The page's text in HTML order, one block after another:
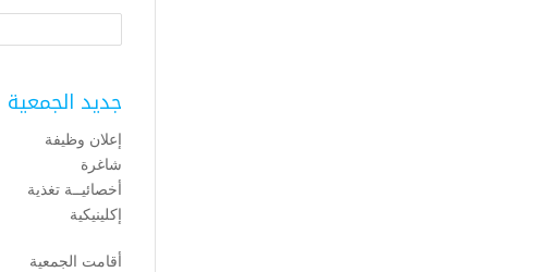
جديد الجمعية
إعلان وظيفة
شاغرة
أخصائيــة تغذية
إكلينيكية
أقامت الجمعية